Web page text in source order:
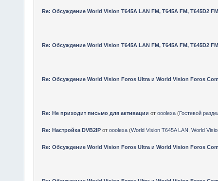
Что дальше? Где отVovanab( Вопросы по работе сайта и форума)
Re: Не приходит письмо для активацииотooolexa(Гостевой
Re: Настройка DVB2IPотooolexa(World Vision T645A LAN, World